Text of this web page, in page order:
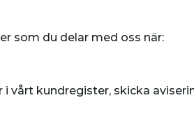
som du delar med oss när:
vårt kundregister, skicka